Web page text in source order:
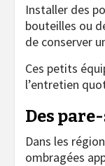
Installer des
bouteilles ou
de conserver
Ces petits
l’entretien
Des
Dans les
ombragées